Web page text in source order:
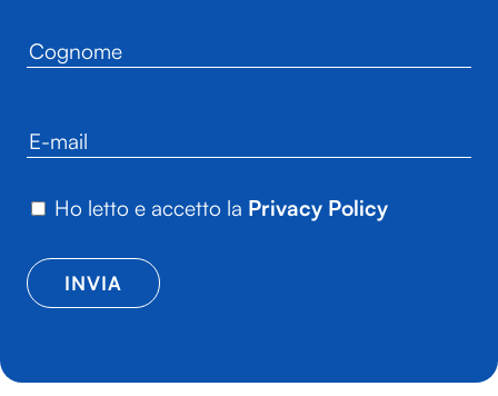
Ho letto e accetto la Privacy Policy